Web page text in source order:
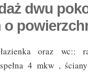
dwu
oraz wc::
4 mkw ,